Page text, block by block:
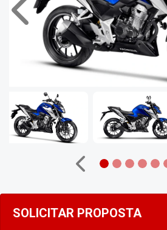
SOLICITAR PROPOSTA
Anterior
Anterior